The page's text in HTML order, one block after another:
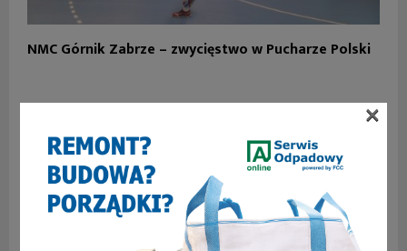
NMC Górnik Zabrze – zwycięstwo w Pucharze Polski
×